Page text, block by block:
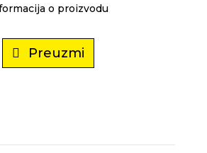
o proizvodu
Preuzmi